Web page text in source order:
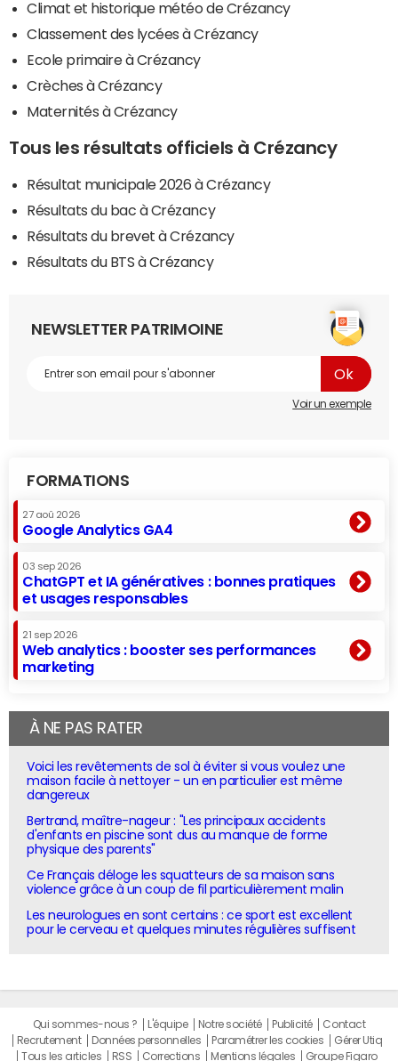
Climat et historique météo de Crézancy
Classement des lycées à Crézancy
Ecole primaire à Crézancy
Crèches à Crézancy
Maternités à Crézancy
Tous les résultats officiels à Crézancy
Résultat municipale 2026 à Crézancy
Résultats du bac à Crézancy
Résultats du brevet à Crézancy
Résultats du BTS à Crézancy
NEWSLETTER PATRIMOINE
Voir un exemple
FORMATIONS
27 aoû 2026
Google Analytics GA4
03 sep 2026
ChatGPT et IA génératives : bonnes pratiques
et usages responsables
21 sep 2026
Web analytics : booster ses performances
marketing
À NE PAS RATER
Voici les revêtements de sol à éviter si vous voulez une
maison facile à nettoyer - un en particulier est même
dangereux
Bertrand, maître-nageur : "Les principaux accidents
d'enfants en piscine sont dus au manque de forme
physique des parents"
Ce Français déloge les squatteurs de sa maison sans
violence grâce à un coup de fil particulièrement malin
Les neurologues en sont certains : ce sport est excellent
pour le cerveau et quelques minutes régulières suffisent
Qui sommes-nous ? L'équipe Notre société Publicité
Contact
Recrutement
Données personnelles Paramétrer les cookies
Gérer Utiq
Tous les articles
RSS Corrections Mentions légales Groupe Figaro